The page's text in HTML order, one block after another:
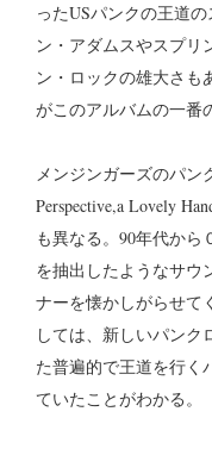
ったUSパンクの王道
ン・アダムスやスプリ
ン・ロックの雄大さも
がこのアルバムの一番
メンジンガーズのパン
Perspective,a Lovely
も異なる。90年代か
を抽出したようなサウ
ナーを懐かしがらせて
しては、新しいパンク
た普遍的で王道を行く
ていたことがわかる。